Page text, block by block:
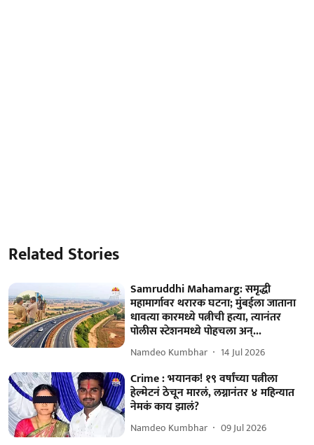
Related Stories
Samruddhi Mahamarg: समृद्धी
महामार्गावर थरारक घटना; मुंबईला जाताना
धावत्या कारमध्ये पत्नीची हत्या, त्यानंतर
पोलीस स्टेशनमध्ये पोहचला अन्...
Namdeo Kumbhar 14 Jul 2026
Crime : भयानक! १९ वर्षांच्या पत्नीला
हेल्मेटनं ठेचून मारलं, लग्नानंतर ४ महिन्यात
नेमकं काय झालं?
Namdeo Kumbhar 09 Jul 2026